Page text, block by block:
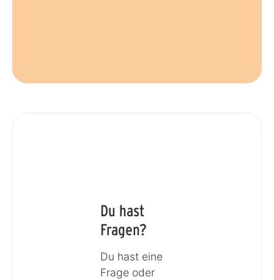
Du hast
Fragen?
Du hast eine
Frage oder